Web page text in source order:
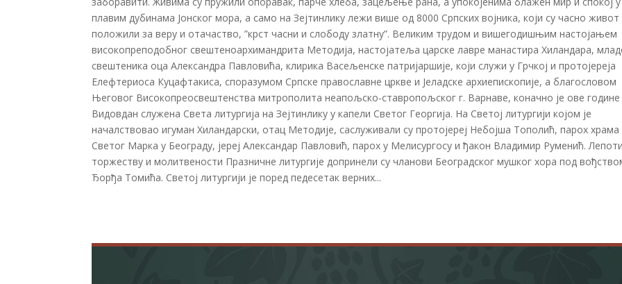
плавим дубинама Јонског мора, а само на Зејтинлику лежи више од 8000 Српских војника, који су часно живот
положили за веру и отачаство, ”крст часни и слободу златну”. Великим трудом и вишегодишњим настојањем
високопреподобног свештеноархимандрита Методија, настојатеља царске лавре манастира Хиландара,
свештеника оца Александра Павловића, клирика Васељенске патријаршије, који служи у Грчкој и протојереја
Елефтериоса Куцафтакиса, споразумом Српске православне цркве и Јеладске архиепископије, а благословом
Његовог Високопреосвештенства митрополита неапољско-ставропољског г. Варнаве, коначно је ове године
Видовдан служена Света литургија на Зејтинлику у капели Светог Георгија. На Светој литургији којом је
началствовао игуман Хиландарски, отац Методије, саслуживали су протојереј Небојша Тополић, парох храма
Светог Марка у Београду, јереј Александар Павловић, парох у Мелисургосу и ђакон Владимир Руменић.
торжеству и молитвености Празничне литургије допринели су чланови Београдског мушког хора под
Ђорђа Томића. Светој литургији је поред педесетак верних...